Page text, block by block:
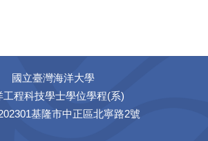
國立臺灣海洋大學
工程科技學士學位學程(系)
基隆市中正區北寧路2號